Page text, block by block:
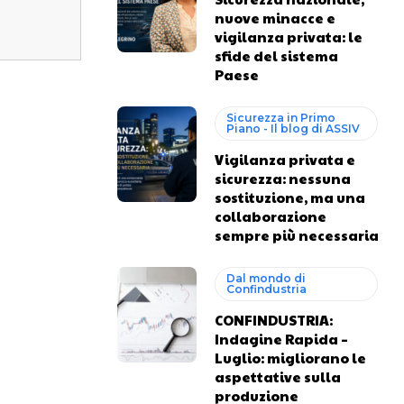
nuove minacce e
vigilanza privata: le
sfide del sistema
Paese
Sicurezza in Primo
Piano - Il blog di ASSIV
Vigilanza privata e
sicurezza: nessuna
sostituzione, ma una
collaborazione
sempre più necessaria
Dal mondo di
Confindustria
CONFINDUSTRIA:
Indagine Rapida –
Luglio: migliorano le
aspettative sulla
produzione